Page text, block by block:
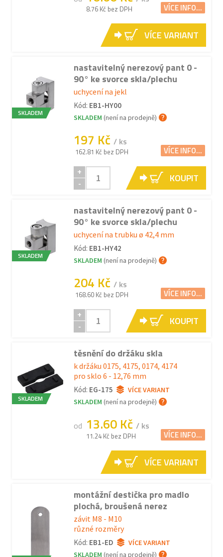
8.76 Kč bez DPH VÍCE INFO...
VÍCE VARIANT
SKLADEM
nastavitelný nerezový pant 0 -
90° ke svorce skla/plechu
uchycení na jekl
Kód: EB1-HY00
SKLADEM (není na prodejně)
197 Kč / ks
162.81 Kč bez DPH VÍCE INFO...
+
-
KOUPIT
SKLADEM
nastavitelný nerezový pant 0 -
90° ke svorce skla/plechu
uchycení na trubku ø 42,4 mm
Kód: EB1-HY42
SKLADEM (není na prodejně)
204 Kč / ks
168.60 Kč bez DPH VÍCE INFO...
+
-
KOUPIT
SKLADEM
těsnění do držáku skla
k držáku 0175, 4175, 0174, 4174
pro sklo 6 - 12,76 mm
Kód: EG-175
VÍCE VARIANT
SKLADEM (není na prodejně)
od 13.60 Kč / ks
11.24 Kč bez DPH VÍCE INFO...
VÍCE VARIANT
montážní destička pro madlo
plochá, broušená nerez
závit M8 - M10
různé rozměry
Kód: EB1-ED
VÍCE VARIANT
SKLADEM (není na prodejně)